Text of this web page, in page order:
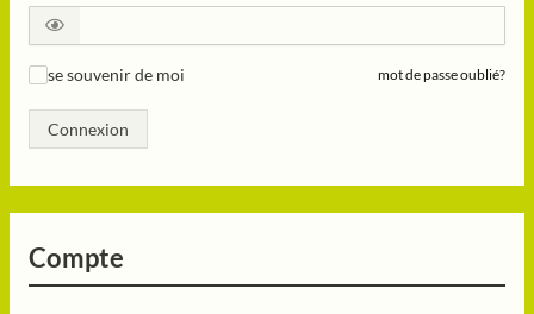
se souvenir de moi mot de passe oublié?
Connexion
Compte